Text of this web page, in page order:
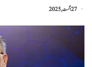
27 اگست, 2025